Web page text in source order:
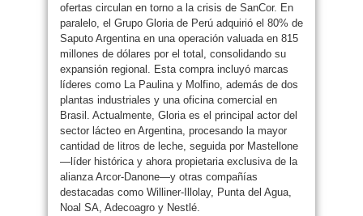
ofertas circulan en torno a la crisis de SanCor. En
paralelo, el Grupo Gloria de Perú adquirió el 80% de
Saputo Argentina en una operación valuada en 815
millones de dólares por el total, consolidando su
expansión regional. Esta compra incluyó marcas
líderes como La Paulina y Molfino, además de dos
plantas industriales y una oficina comercial en
Brasil. Actualmente, Gloria es el principal actor del
sector lácteo en Argentina, procesando la mayor
cantidad de litros de leche, seguida por Mastellone
—líder histórica y ahora propietaria exclusiva de la
alianza Arcor-Danone—y otras compañías
destacadas como Williner-Illolay, Punta del Agua,
Noal SA, Adecoagro y Nestlé.